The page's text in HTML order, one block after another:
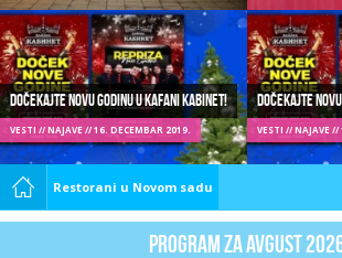
Dočekajte Novu godinu u kafani Kabinet!
VESTI // NAJAVE // 16. DECEMBAR 2019.
Dočekajte
VESTI // NAJAVE
Restorani u Novom sadu
program za Avgust